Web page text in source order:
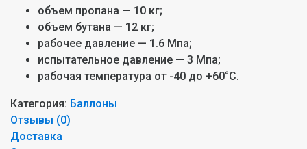
объем пропана — 10 кг;
объем бутана — 12 кг;
рабочее давление — 1.6 Мпа;
испытательное давление — 3 Мпа;
рабочая температура от -40 до +60°С.
Категория: Баллоны
Отзывы (0)
Доставка